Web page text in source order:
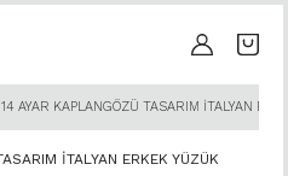
14 AYAR KAPLANGÖZÜ TASARIM İTALYAN